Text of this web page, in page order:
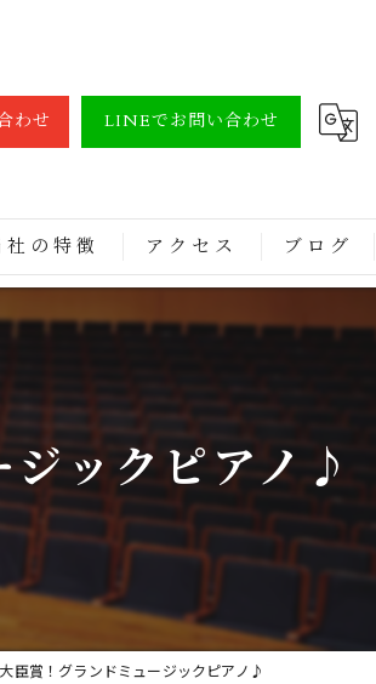
わせ LINEでお問い合わせ
社の特徴
ンタル
アクセス ブログ
ジックピアノ♪
臣賞！グランドミュージックピアノ♪